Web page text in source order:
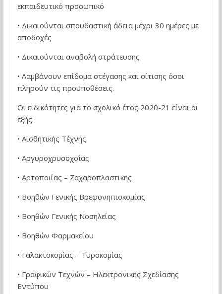
εκπαιδευτικό προσωπικό
• Δικαιούνται σπουδαστική άδεια μέχρι 30 ημέρες με
αποδοχές
• Δικαιούνται αναβολή στράτευσης
• Λαμβάνουν επίδομα στέγασης και σίτισης όσοι
πληρούν τις προϋποθέσεις.
Οι ειδικότητες για το σχολικό έτος 2020-21 είναι οι
εξής:
• Αισθητικής Τέχνης
• Αργυροχρυσοχοΐας
• Αρτοποιίας – Ζαχαροπλαστικής
• Βοηθών Γενικής Βρεφονηπιοκομίας
• Βοηθών Γενικής Νοσηλείας
• Βοηθών Φαρμακείου
• Γαλακτοκομίας – Τυροκομίας
• Γραφικών Τεχνών – Ηλεκτρονικής Σχεδίασης
Εντύπου